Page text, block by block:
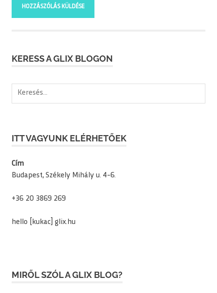
KERESS A GLIX BLOGON
Keresés:
ITT VAGYUNK ELÉRHETŐEK
Cím
Budapest, Székely Mihály u. 4-6.
+36 20 3869 269
hello [kukac] glix.hu
MIRŐL SZÓL A GLIX BLOG?